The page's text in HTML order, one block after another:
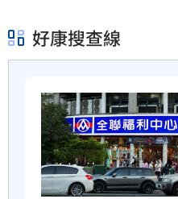
好康搜查線